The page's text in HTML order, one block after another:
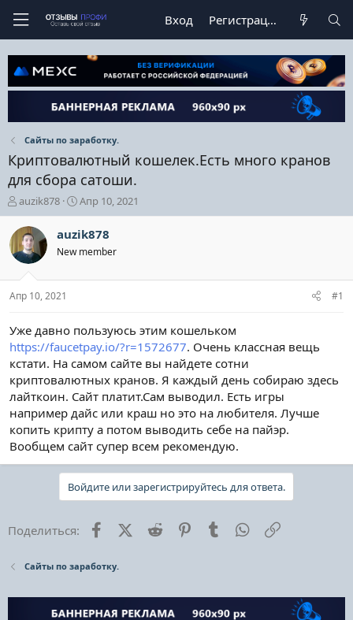
Вход Регистрация
Сайты по заработку.
Криптовалютный кошелек.Есть много кранов
для сбора сатоши.
А
в
т
о
р
е
м
auzik878
Д
а
т
а
н
ч
а
Апр 10, 2021
auzik878
New member
Апр 10, 2021 #1
Уже давно пользуюсь этим кошельком
https://faucetpay.io/?r=1572677. Очень классная вещь
кстати. На самом сайте вы найдете сотни
криптовалютных кранов. Я каждый день собираю здесь
лайткоин. Сайт платит.Сам выводил. Есть игры
например дайс или краш но это на любителя. Лучше
копить крипту а потом выводить себе на пайэр.
Вообщем сайт супер всем рекомендую.
Войдите или зарегистрируйтесь для ответа.
Поделиться: FacebookX (Twitter)
Reddit PinterestTumblr WhatsApp
Сайты по заработку.